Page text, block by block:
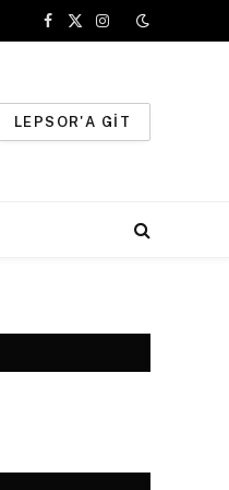
Facebook
X
Instagram
LEPSOR'A GIT